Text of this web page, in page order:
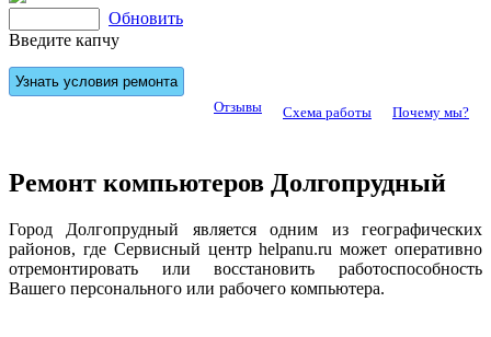
Обновить
Введите капчу
Отзывы Почему мы?
Схема работы
Ремонт компьютеров Долгопрудный
Город Долгопрудный является одним из географических
районов, где Сервисный центр helpanu.ru может оперативно
отремонтировать или восстановить работоспособность
Вашего персонального или рабочего компьютера.